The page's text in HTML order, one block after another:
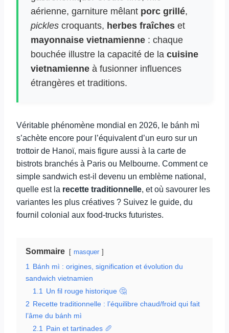
aérienne, garniture mêlant porc grillé,
pickles croquants, herbes fraîches et
mayonnaise vietnamienne : chaque
bouchée illustre la capacité de la cuisine
vietnamienne à fusionner influences
étrangères et traditions.
Véritable phénomène mondial en 2026, le bánh mì
s’achète encore pour l’équivalent d’un euro sur un
trottoir de Hanoï, mais figure aussi à la carte de
bistrots branchés à Paris ou Melbourne. Comment ce
simple sandwich est-il devenu un emblème national,
quelle est la recette traditionnelle, et où savourer les
variantes les plus créatives ? Suivez le guide, du
fournil colonial aux food-trucks futuristes.
Sommaire masquer
1
Bánh mì : origines, signification et évolution du
sandwich vietnamien
1.1
Un fil rouge historique 🤔
2 Recette traditionnelle : l’équilibre chaud/froid qui fait
l’âme du bánh mì
2.1
Pain et tartinades 🥖